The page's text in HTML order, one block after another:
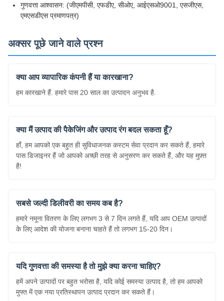
गुणवत्ता आश्वासन: (जीएमपीसी, एफडीए, सीओए, आईएसओ9001, एसजीएस,
एमएसडीएस प्रमाणपत्र)
अक्सर पूछे जाने वाले प्रश्न
क्या आप व्यापारिक कंपनी हैं या कारखाना?
हम कारखाने हैं. हमारे पास 20 साल का उत्पादन अनुभव है.
क्या मैं उत्पाद की पैकेजिंग और उत्पाद रंग बदल सकता हूँ?
हाँ, हम आपको एक बहुत ही सुविधाजनक कस्टम सेवा प्रदान कर सकते हैं, हमारे
पास डिजाइनर हैं जो आपको अच्छी तरह से अनुसरण कर सकते हैं, और यह मुफ़्त
है!
सबसे जल्दी डिलीवरी का समय कब है?
हमारे नमूना वितरण के लिए लगभग 3 से 7 दिन लगते हैं, यदि आप OEM उत्पादों
के लिए आदेश की योजना बनाना चाहते हैं तो लगभग 15-20 दिन।
यदि गुणवत्ता की समस्या है तो मुझे क्या करना चाहिए?
हमें अपने उत्पादों पर बहुत भरोसा है, यदि कोई समस्या उत्पाद है, तो हम आपको
मुफ्त में एक नया प्रतिस्थापन उत्पाद प्रदान कर सकते हैं।